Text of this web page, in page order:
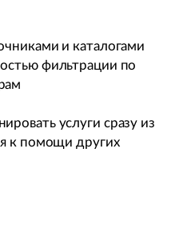
и каталогами
фильтрации по
услуги сразу из
к помощи других